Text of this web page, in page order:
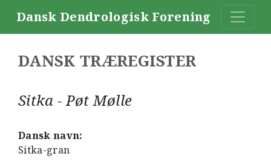
Dansk Dendrologisk Forening
DANSK TRÆREGISTER
Sitka - Pøt Mølle
Dansk navn:
Sitka-gran